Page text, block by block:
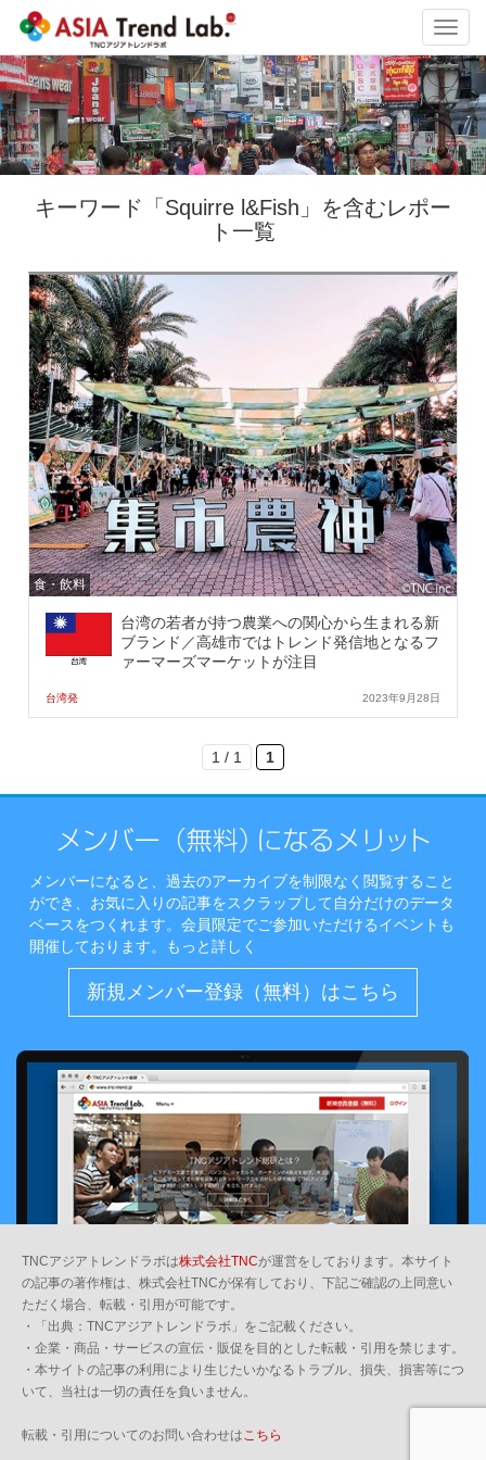
キーワード「Squirre l&Fish」を含むレポー
ト一覧
食・飲料
台湾の若者が持つ農業への関心から生まれる新
ブランド／高雄市ではトレンド発信地となるフ
ァーマーズマーケットが注目
台湾発 2023年9月28日
1 / 1 1
メンバーになると、過去のアーカイブを制限なく閲覧すること
ができ、お気に入りの記事をスクラップして自分だけのデータ
ベースをつくれます。会員限定でご参加いただけるイベントも
開催しております。
もっと詳しく
新規メンバー登録（無料）はこちら
TNCアジアトレンドラボは株式会社TNCが運営をしております。本サイト
の記事の著作権は、株式会社TNCが保有しており、下記ご確認の上同意い
ただく場合、転載・引用が可能です。
・「出典：TNCアジアトレンドラボ」をご記載ください。
・企業・商品・サービスの宣伝・販促を目的とした転載・引用を禁じます。
・本サイトの記事の利用により生じたいかなるトラブル、損失、損害等につ
いて、当社は一切の責任を負いません。
転載・引用についてのお問い合わせはこちら